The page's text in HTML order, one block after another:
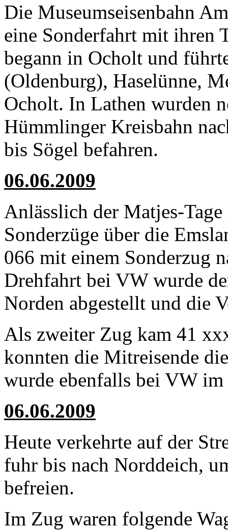
Die Museumseisenbahn
eine Sonderfahrt mit ihren
begann in Ocholt und
(Oldenburg), Haselünne,
Ocholt. In Lathen wurden
Hümmlinger Kreisbahn
bis Sögel befahren.
06.06.2009
Anlässlich der Matjes-
Sonderzüge über die
066 mit einem Sonderzug
Drehfahrt bei VW wurde
Norden abgestellt und die
Als zweiter Zug kam 41
konnten die Mitreisende
wurde ebenfalls bei VW
06.06.2009
Heute verkehrte auf der
fuhr bis nach Norddeich,
befreien.
Im Zug waren folgende